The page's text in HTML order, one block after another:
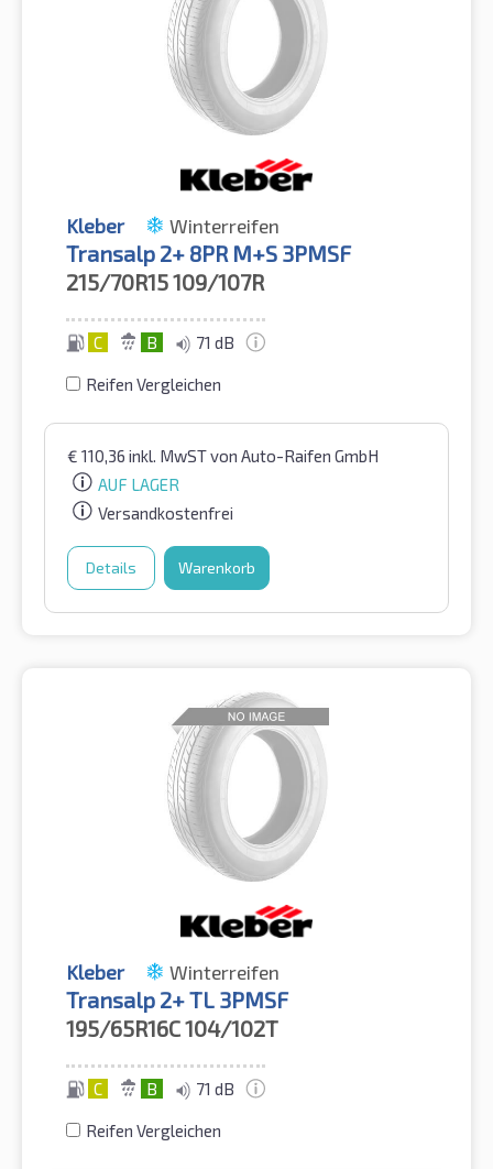
Kleber Winterreifen
Transalp 2+ 8PR M+S 3PMSF
215/70R15109/107R
C B 71 dB
Reifen Vergleichen
€ 110,36 inkl. MwSTvon Auto-Raifen GmbH
AUF LAGER
Versandkostenfrei
Details Warenkorb
Kleber Winterreifen
Transalp 2+ TL 3PMSF
195/65R16C104/102T
C B 71 dB
Reifen Vergleichen